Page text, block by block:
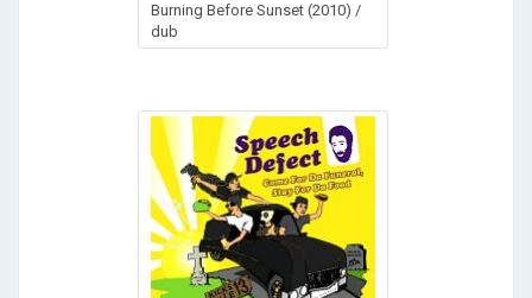
Burning Before Sunset (2010) /
dub